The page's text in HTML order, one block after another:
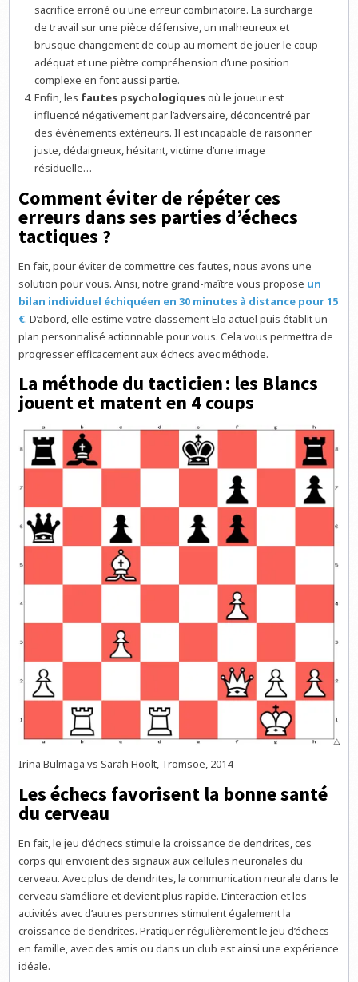
sacrifice erroné ou une erreur combinatoire. La surcharge
de travail sur une pièce défensive, un malheureux et
brusque changement de coup au moment de jouer le coup
adéquat et une piètre compréhension d’une position
complexe en font aussi partie.
Enfin, les fautes psychologiquesoù le joueur est
influencé négativement par l’adversaire, déconcentré par
des événements extérieurs. Il est incapable de raisonner
juste, dédaigneux, hésitant, victime d’une image
résiduelle…
Comment éviter de répéter ces
erreurs dans ses parties d’échecs
tactiques ?
En fait, pour éviter de commettre ces fautes, nous avons une
solution pour vous. Ainsi, notre grand-maître vous propose un
bilan individuel échiquéen en 30 minutes à distance pour 15
€. D’abord, elle estime votre classement Elo actuel puis établit un
plan personnalisé actionnable pour vous. Cela vous permettra de
progresser efficacement aux échecs avec méthode.
La méthode du tacticien : les Blancs
jouent et matent en 4 coups
Irina Bulmaga vs Sarah Hoolt, Tromsoe, 2014
Les échecs favorisent la bonne santé
du cerveau
En fait, le jeu d’échecs stimule la croissance de dendrites, ces
corps qui envoient des signaux aux cellules neuronales du
cerveau. Avec plus de dendrites, la communication neurale dans le
cerveau s’améliore et devient plus rapide. L’interaction et les
activités avec d’autres personnes stimulent également la
croissance de dendrites. Pratiquer régulièrement le jeu d’échecs
en famille, avec des amis ou dans un club est ainsi une expérience
idéale.